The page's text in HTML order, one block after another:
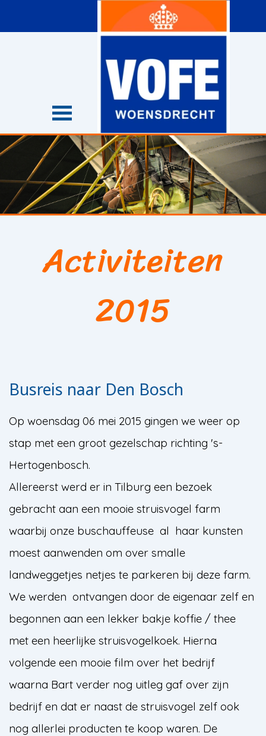
Menu overslaan
Activiteiten
2015
Busreis naar Den Bosch
Op woensdag 06 mei 2015 gingen we weer op
stap met een groot gezelschap richting 's-
Hertogenbosch.
Allereerst werd er in Tilburg een bezoek
gebracht aan een mooie struisvogel farm
waarbij onze buschauffeuse al haar kunsten
moest aanwenden om over smalle
landweggetjes netjes te parkeren bij deze farm.
We werden ontvangen door de eigenaar zelf en
begonnen aan een lekker bakje koffie / thee
met een heerlijke struisvogelkoek. Hierna
volgende een mooie film over het bedrijf
waarna Bart verder nog uitleg gaf over zijn
bedrijf en dat er naast de struisvogel zelf ook
nog allerlei producten te koop waren. De